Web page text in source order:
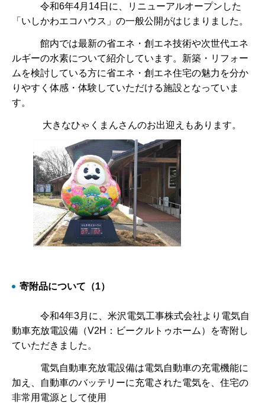
令和6年4月14日に、リニューアルオープンした
「いしかわエコハウス」の一般公開がはじまりました。
館内では最新の省エネ・創エネ技術や次世代エネ
ルギーの水素について紹介しています。新築・リフォー
ムを検討している方に省エネ・創エネ住宅の魅力を分か
りやすく体感・体験していただける施設となっていま
す。
大きなひゃくまんさんのお出迎えもあります。
寄附品について（1）
令和4年3月に、米沢電気工事株式会社より電気自
動車充放電設備（V2H：ビークルトゥホーム）を寄附し
ていただきました。
電気自動車充放電設備は電気自動車の充電機能に
加え、自動車のバッテリーに充電された電気を、住宅の
非常用電源として使用